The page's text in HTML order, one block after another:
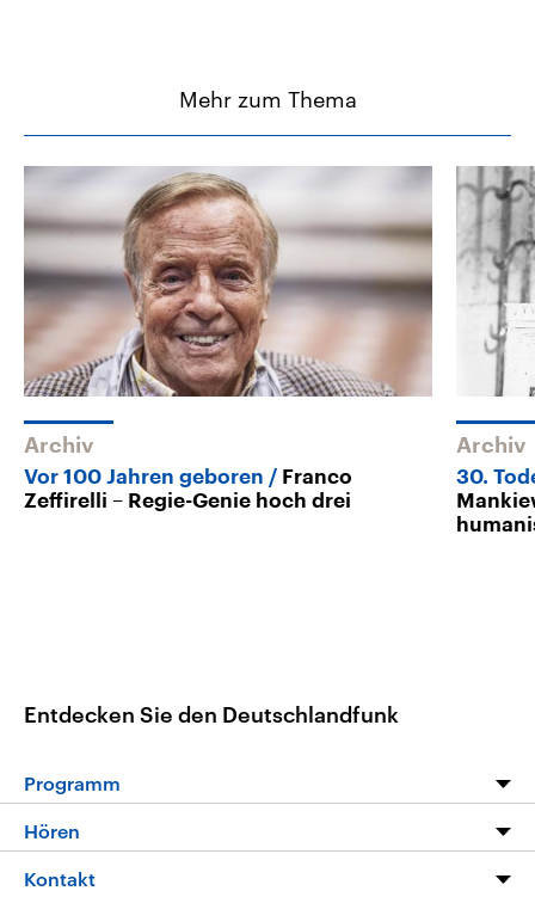
Mehr zum Thema
Archiv
Vor 100 Jahren geboren
Franco
Zeffirelli – Regie-Genie hoch drei
Archiv
30.
Entdecken Sie den Deutschlandfunk
Programm
Programm
Hören
Livestream
Kontakt